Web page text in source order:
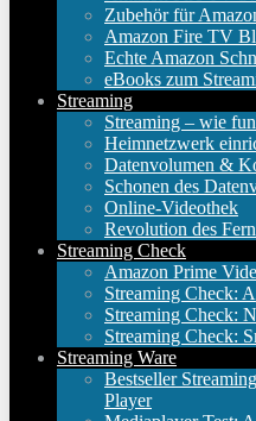
Zubehör für
Amazon Fire TV
Echte Amazon
eBooks zum
Streaming
Streaming – wie
Heimnetzwerk
Datenvolumen &
Schonen des
Online-Videothek
Revolution des
Streaming Check
Amazon Prime
Streaming Check:
Streaming Check:
Streaming Check:
Streaming Ware
Bestseller
Player